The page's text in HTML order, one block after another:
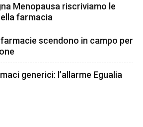
Menopausa riscriviamo le
farmacia
farmacie scendono in campo per
generici: l’allarme Egualia